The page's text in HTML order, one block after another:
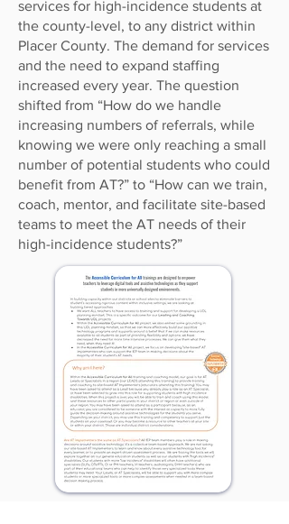
services for high-incidence students at
the county-level, to any district within
Placer County. The demand for services
and the need to expand staffing
increased every year. The question
shifted from “How do we handle
increasing numbers of referrals, while
knowing we were only reaching a small
number of potential students who could
benefit from AT?” to “How can we train,
coach, mentor, and facilitate site-based
teams to meet the AT needs of their
high-incidence students?”